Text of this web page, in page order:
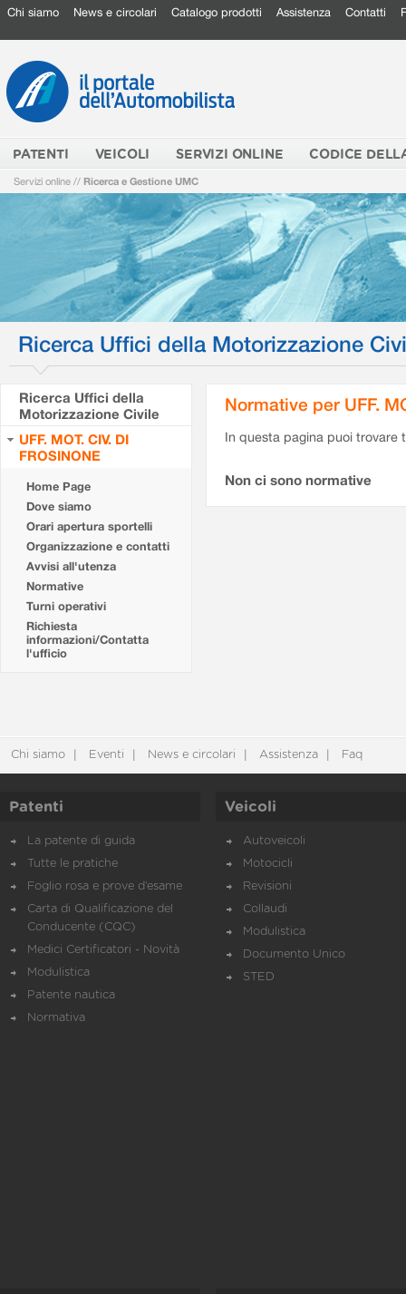
Chi siamo News e circolari Catalogo prodotti Assistenza Contatti
PATENTI VEICOLI SERVIZI ONLINE CODICE
Servizi online // Ricerca e Gestione UMC
Ricerca Uffici della Motorizzazione
Ricerca Uffici della
Motorizzazione Civile
UFF. MOT. CIV. DI
FROSINONE
Home Page
Dove siamo
Orari apertura sportelli
Organizzazione e contatti
Avvisi all'utenza
Normative
Turni operativi
Richiesta
informazioni/Contatta
l'ufficio
Normative per UFF.
In questa pagina puoi
Non ci sono normative
Chi siamo Eventi News e circolari Assistenza Faq
Patenti
La patente di guida
Tutte le pratiche
Foglio rosa e prove d’esame
Carta di Qualificazione del
Conducente (CQC)
Medici Certificatori - Novità
Modulistica
Patente nautica
Normativa
Veicoli
Autoveicoli
Motocicli
Revisioni
Collaudi
Modulistica
Documento Unico
STED